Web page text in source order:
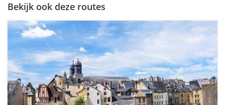
Bekijk ook deze routes